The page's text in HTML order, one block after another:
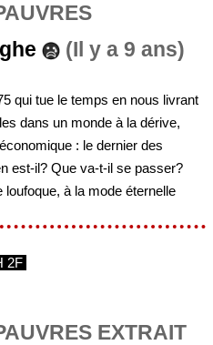
(Il y a 9 ans)
qui tue le temps en nous livrant
dans un monde à la dérive,
: le dernier des
est-il? Que va-t-il se passer?
à la mode éternelle
2F
EXTRAIT